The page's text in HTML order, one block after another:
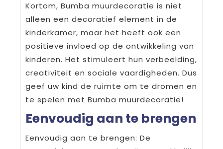
Kortom, Bumba muurdecoratie is niet
alleen een decoratief element in de
kinderkamer, maar het heeft ook een
positieve invloed op de ontwikkeling van
kinderen. Het stimuleert hun verbeelding,
creativiteit en sociale vaardigheden. Dus
geef uw kind de ruimte om te dromen en
te spelen met Bumba muurdecoratie!
Eenvoudig aan te brengen
Eenvoudig aan te brengen: De